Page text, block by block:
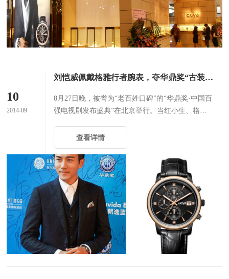
10
2014-09
刘恺威佩戴格雅行者腕表，夺华鼎奖“古装最佳男演员”
8月27日晚，被誉为“老百姓口碑”的“华鼎奖·中国百
强电视剧发布盛典”在北京举行。当红小生、格雅
悔》中王英一角，揽获古装题材最佳男演员奖。
查看详情